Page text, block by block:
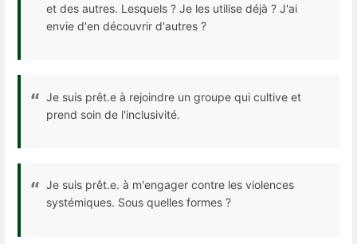
et des autres. Lesquels ? Je les utilise déjà ? J'ai
envie d'en découvrir d'autres ?
Je suis prêt.e à rejoindre un groupe qui cultive et
prend soin de l'inclusivité.
Je suis prêt.e. à m'engager contre les violences
systémiques. Sous quelles formes ?